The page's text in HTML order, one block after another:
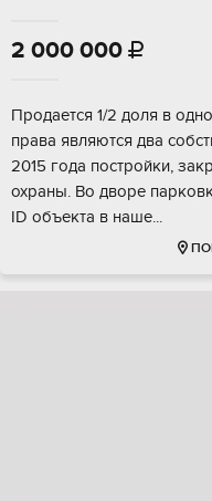
2 000 000 
Продается 1/2 доля в
права являются два
2015 года постройки,
охраны. Во дворе
ID объекта в наше...